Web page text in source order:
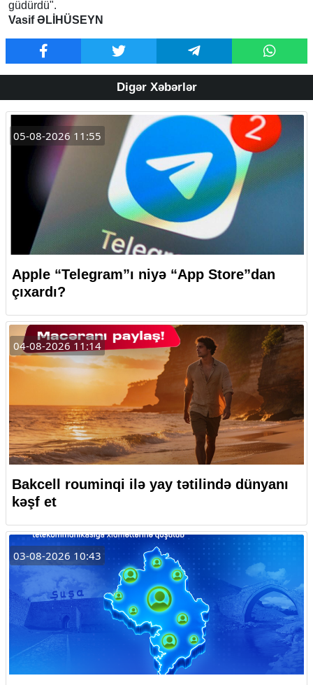
güdürdü".
Vasif ƏLİHÜSEYN
Digər Xəbərlər
05-08-2026 11:55
Apple “Telegram”ı niyə “App Store”dan
çıxardı?
04-08-2026 11:14
Bakcell rouminqi ilə yay tətilində dünyanı
kəşf et
03-08-2026 10:43